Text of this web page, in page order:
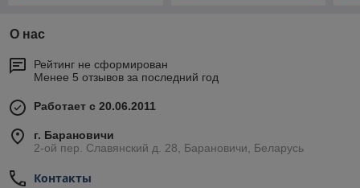
О нас
Рейтинг не сформирован
Менее 5 отзывов за последний год
Работает с 20.06.2011
г. Барановичи
2-ой пер. Славянский д. 28, Барановичи, Беларусь
Контакты